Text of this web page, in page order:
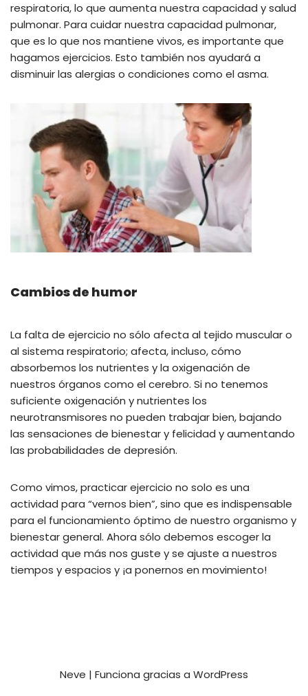
respiratoria, lo que aumenta nuestra capacidad y salud
pulmonar. Para cuidar nuestra capacidad pulmonar,
que es lo que nos mantiene vivos, es importante que
hagamos ejercicios. Esto también nos ayudará a
disminuir las alergias o condiciones como el asma.
Cambios de humor
La falta de ejercicio no sólo afecta al tejido muscular o
al sistema respiratorio; afecta, incluso, cómo
absorbemos los nutrientes y la oxigenación de
nuestros órganos como el cerebro. Si no tenemos
suficiente oxigenación y nutrientes los
neurotransmisores no pueden trabajar bien, bajando
las sensaciones de bienestar y felicidad y aumentando
las probabilidades de depresión.
Como vimos, practicar ejercicio no solo es una
actividad para “vernos bien”, sino que es indispensable
para el funcionamiento óptimo de nuestro organismo y
bienestar general. Ahora sólo debemos escoger la
actividad que más nos guste y se ajuste a nuestros
tiempos y espacios y ¡a ponernos en movimiento!
Neve | Funciona gracias a WordPress